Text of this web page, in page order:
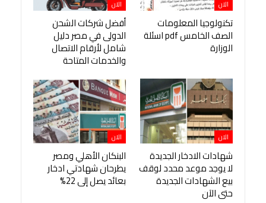
الان
تكنولوجيا المعلومات
الصف الخامس pdf اسئلة
الوزارة
الان
أفضل شركات الشحن
الدولى في مصر دليل
شامل لأرقام الاتصال
والخدمات المتاحة
الان
شهادات الادخار الجديدة
لا يوجد موعد محدد لوقف
بيع الشهادات الجديدة
حتى الآن
الان
البنكان الأهلي ومصر
يطرحان شهادتي ادخار
بعائد يصل إلى 22%